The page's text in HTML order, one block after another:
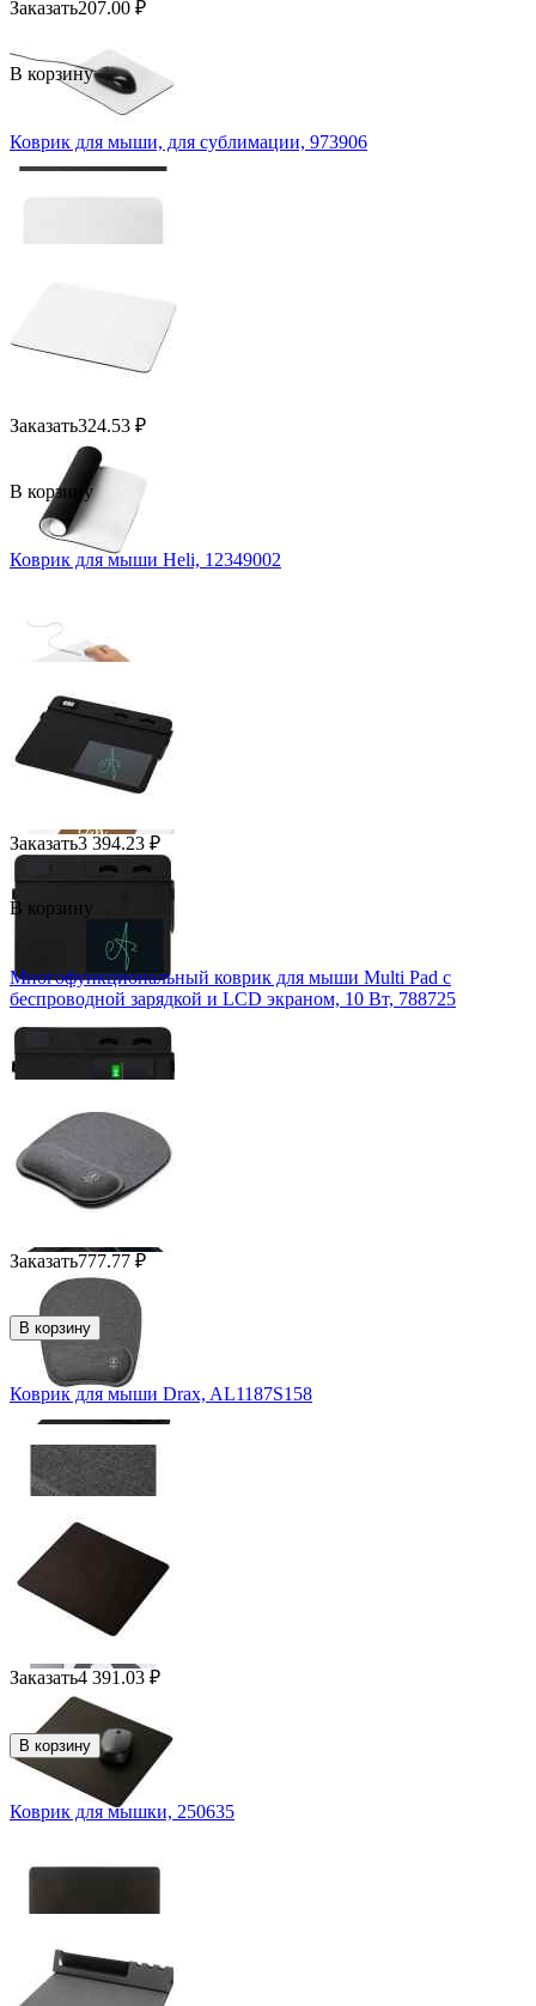
Заказать207.00 ₽
В корзину
Коврик для мыши, для сублимации, 973906
Заказать324.53 ₽
В корзину
Коврик для мыши Heli, 12349002
Заказать3 394.23 ₽
В корзину
Многофункциональный коврик для мыши Multi Pad с
беспроводной зарядкой и LCD экраном, 10 Вт, 788725
Заказать777.77 ₽
В корзину
Коврик для мыши Drax, AL1187S158
Заказать4 391.03 ₽
В корзину
Коврик для мышки, 250635